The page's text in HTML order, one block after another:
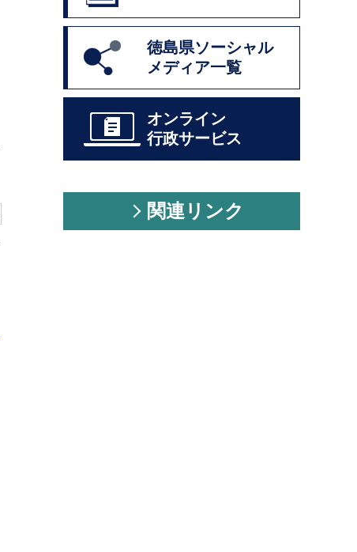
徳島県ソーシャル
メディア一覧
オンライン
行政サービス
関連リンク